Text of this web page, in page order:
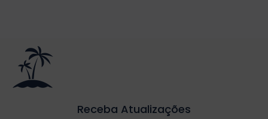
Receba Atualizações